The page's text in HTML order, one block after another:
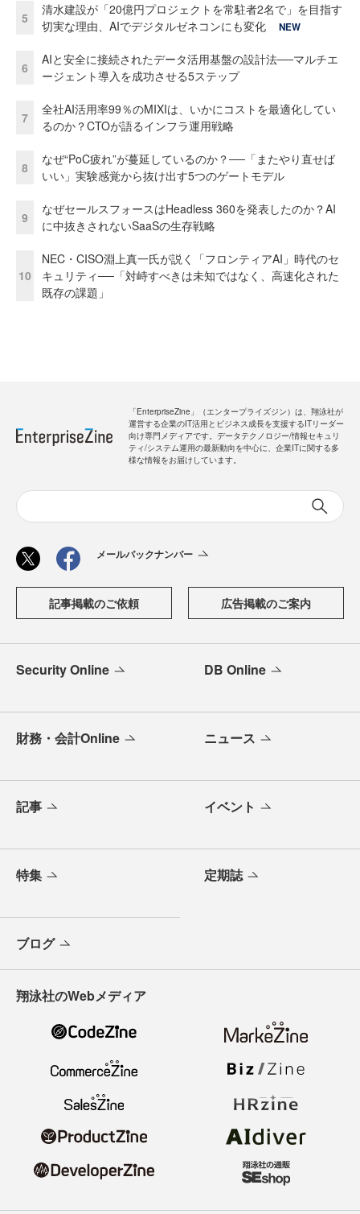
5
清水建設が「20億円プロジェクトを常駐者2名で」を目指す
切実な理由、AIでデジタルゼネコンにも変化
NEW
6
AIと安全に接続されたデータ活用基盤の設計法──マルチエ
ージェント導入を成功させる5ステップ
7
全社AI活用率99％のMIXIは、いかにコストを最適化してい
るのか？CTOが語るインフラ運用戦略
8
なぜ“PoC疲れ”が蔓延しているのか？──「またやり直せば
いい」実験感覚から抜け出す5つのゲートモデル
9
なぜセールスフォースはHeadless 360を発表したのか？AI
に中抜きされないSaaSの生存戦略
10
NEC・CISO淵上真一氏が説く「フロンティアAI」時代のセ
キュリティ──「対峙すべきは未知ではなく、高速化された
既存の課題」
「EnterpriseZine」（エンタープライズジン）は、翔泳社が
運営する企業のIT活用とビジネス成長を支援するITリーダー
向け専門メディアです。データテクノロジー/情報セキュリ
ティ/システム運用の最新動向を中心に、企業ITに関する多
様な情報をお届けしています。
メールバックナンバー
記事掲載のご依頼 広告掲載のご案内
Security Online DB Online
財務・会計Online ニュース
記事 イベント
特集 定期誌
ブログ
翔泳社のWebメディア